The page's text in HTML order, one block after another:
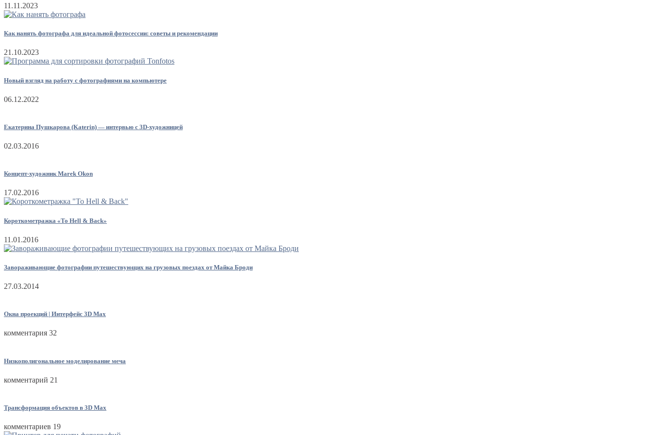
11.11.2023
Как нанять фотографа для идеальной фотосессии: советы и рекомендации
21.10.2023
Новый взгляд на работу с фотографиями на компьютере
06.12.2022
Екатерина Пушкарова (Katerin) — интервью с 3D-художницей
02.03.2016
Концепт-художник Marek Okon
17.02.2016
Короткометражка «To Hell & Back»
11.01.2016
Завораживающие фотографии путешествующих на грузовых поездах от Майка Броди
27.03.2014
Окна проекций | Интерфейс 3D Max
комментария 32
Низкополигональное моделирование меча
комментарий 21
Трансформация объектов в 3D Max
комментариев 19